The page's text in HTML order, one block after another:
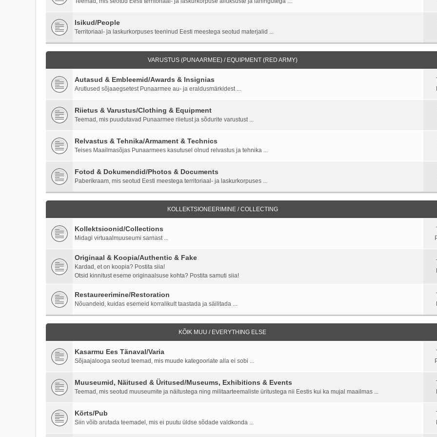
Isikud/People
Territoriaal- ja laskurkorpuses teeninud Eesti meestega seotud materjalid ...
VARUSTUS (PUNAARMEE) / EQUIPMENT (RED ARMY)
Autasud & Embleemid/Awards & Insignias
Arutlused sõjaaegsetest Punaarmee au- ja eraldusmärkidest ...
Riietus & Varustus/Clothing & Equipment
Teemad, mis puudutavad Punaarmee riietust ja sõdurite varustust ...
Relvastus & Tehnika/Armament & Technics
Teises Maailmasõjas Punaarmees kasutusel olnud relvastus ja tehnika ...
Fotod & Dokumendid/Photos & Documents
Paberikraam, mis seotud Eesti meestega territoriaal- ja laskurkorpuses ...
KOLLEKTSIONEERIMINE / COLLECTING
Kollektsioonid/Collections
Midagi virtuaalmuuseumi sarnast ...
Originaal & Koopia/Authentic & Fake
Kardad, et on koopia? Postita siia!
Otsid kinnitust eseme originaalsuse kohta? Postita samuti siia!
Restaureerimine/Restoration
Nõuandeid, kuidas esemeid korralikult taastada ja säilitada ...
KÕIK MUU / EVERYTHING ELSE
Kasarmu Ees Tänaval/Varia
Sõjaajalooga seotud teemad, mis muude kategooriate alla ei sobi ...
Muuseumid, Näitused & Üritused/Museums, Exhibitions & Events
Teemad, mis seotud muuseumite ja näitustega ning militaarteemaliste üritustega nii Eestis kui ka mujal maailmas ...
Kõrts/Pub
Siin võib arutada teemadel, mis ei puutu üldse sõdade valdkonda ...